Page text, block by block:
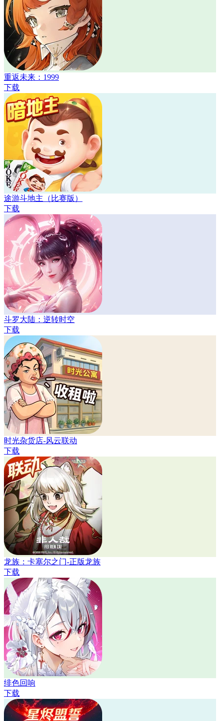
重返未来：1999
下载
途游斗地主（比赛版）
下载
斗罗大陆：逆转时空
下载
时光杂货店-风云联动
下载
龙族：卡塞尔之门-正版龙族
下载
绯色回响
下载